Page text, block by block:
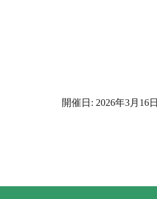
開催日: 2026年3月16日